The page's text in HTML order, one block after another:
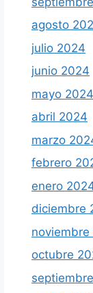
agosto
julio 2024
junio 2024
mayo 2024
abril 2024
marzo
febrero
enero
diciembre
noviembre
octubre